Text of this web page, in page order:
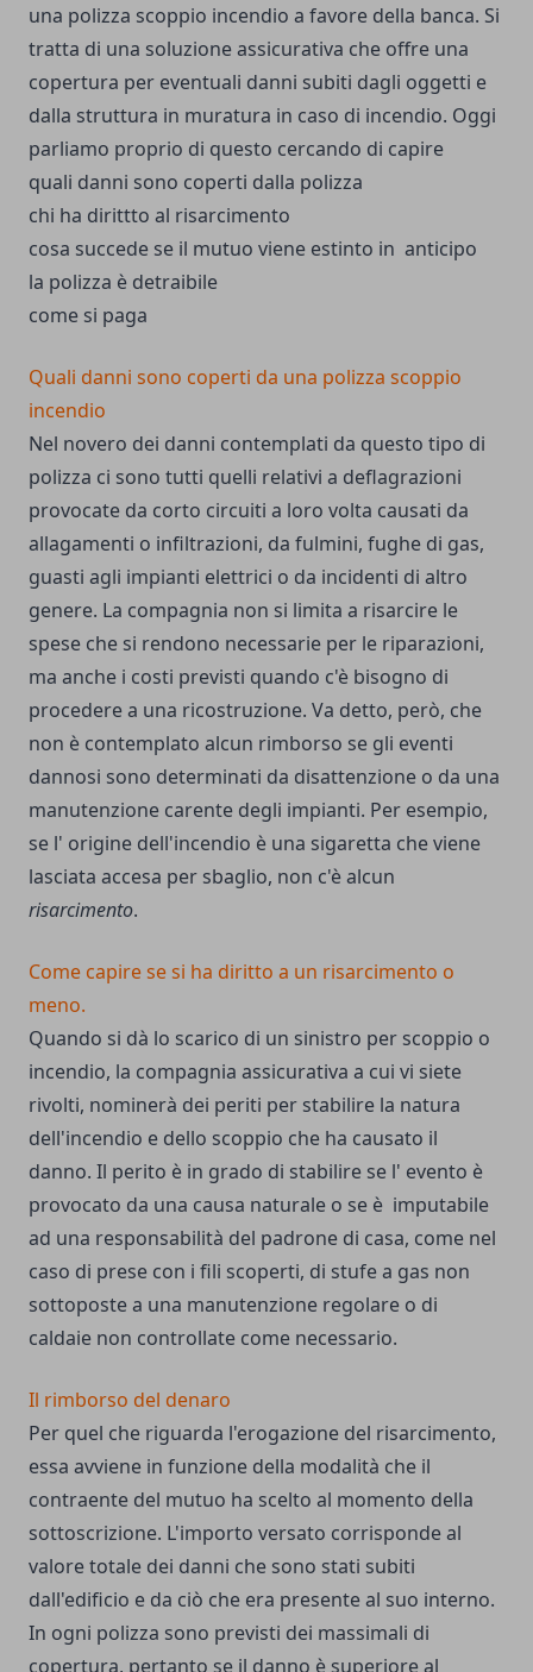
una polizza scoppio incendio a favore della banca. Si
tratta di una soluzione assicurativa che offre una
copertura per eventuali danni subiti dagli oggetti e
dalla struttura in muratura in caso di incendio. Oggi
parliamo proprio di questo cercando di capire
quali danni sono coperti dalla polizza
chi ha dirittto al risarcimento
cosa succede se il mutuo viene estinto in anticipo
la polizza è detraibile
come si paga
Quali danni sono coperti da una polizza scoppio
incendio
Nel novero dei danni contemplati da questo tipo di
polizza ci sono tutti quelli relativi a deflagrazioni
provocate da corto circuiti a loro volta causati da
allagamenti o infiltrazioni, da fulmini, fughe di gas,
guasti agli impianti elettrici o da incidenti di altro
genere. La compagnia non si limita a risarcire le
spese che si rendono necessarie per le riparazioni,
ma anche i costi previsti quando c'è bisogno di
procedere a una ricostruzione. Va detto, però, che
non è contemplato alcun rimborso se gli eventi
dannosi sono determinati da disattenzione o da una
manutenzione carente degli impianti. Per esempio,
se l' origine dell'incendio è una sigaretta che viene
lasciata accesa per sbaglio, non c'è alcun
risarcimento.
Come capire se si ha diritto a un risarcimento o
meno.
Quando si dà lo scarico di un sinistro per scoppio o
incendio, la compagnia assicurativa a cui vi siete
rivolti, nominerà dei periti per stabilire la natura
dell'incendio e dello scoppio che ha causato il
danno. Il perito è in grado di stabilire se l' evento è
provocato da una causa naturale o se è imputabile
ad una responsabilità del padrone di casa, come nel
caso di prese con i fili scoperti, di stufe a gas non
sottoposte a una manutenzione regolare o di
caldaie non controllate come necessario.
Il rimborso del denaro
Per quel che riguarda l'erogazione del risarcimento,
essa avviene in funzione della modalità che il
contraente del mutuo ha scelto al momento della
sottoscrizione. L'importo versato corrisponde al
valore totale dei danni che sono stati subiti
dall'edificio e da ciò che era presente al suo interno.
In ogni polizza sono previsti dei massimali di
copertura, pertanto se il danno è superiore al